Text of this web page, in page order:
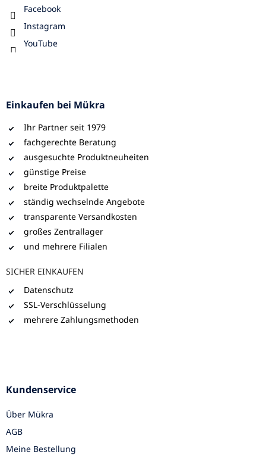
Facebook
Instagram
YouTube
Einkaufen bei Mükra
Ihr Partner seit 1979
fachgerechte Beratung
ausgesuchte Produktneuheiten
günstige Preise
breite Produktpalette
ständig wechselnde Angebote
transparente Versandkosten
großes Zentrallager
und mehrere Filialen
SICHER EINKAUFEN
Datenschutz
SSL-Verschlüsselung
mehrere Zahlungsmethoden
Kundenservice
Über Mükra
AGB
Meine Bestellung